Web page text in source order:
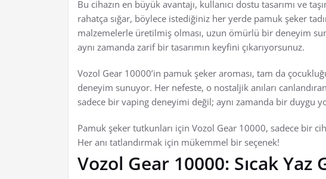
Bu cihazın en büyük avantajı, kullanıcı dostu tasarımı ve
rahatça sığar, böylece istediğiniz her yerde pamuk şeker
malzemelerle üretilmiş olması, uzun ömürlü bir deneyim
aynı zamanda zarif bir tasarımın keyfini çıkarıyorsunuz.
Vozol Gear 10000’in pamuk şeker aroması, tam da
deneyim sunuyor. Her nefeste, o nostaljik anıları
sadece bir vaping deneyimi değil; aynı zamanda bir duygu
Pamuk şeker tutkunları için Vozol Gear 10000, sadece bir
Her anı tatlandırmak için mükemmel bir seçenek!
Vozol Gear 10000: Sıcak Yaz